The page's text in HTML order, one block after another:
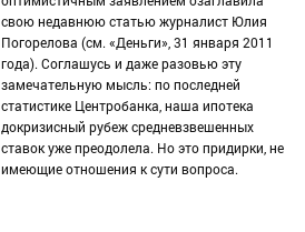
свою недавнюю статью журналист Юлия
Погорелова (см. «Деньги», 31 января 2011
года). Соглашусь и даже разовью эту
замечательную мысль: по последней
статистике Центробанка, наша ипотека
докризисный рубеж средневзвешенных
ставок уже преодолела. Но это придирки, не
имеющие отношения к сути вопроса.